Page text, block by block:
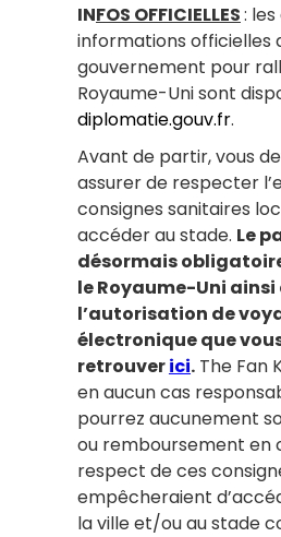
INFOS OFFICIELLES:
informations officielles
gouvernement pour
Royaume-Uni sont
diplomatie.gouv.fr.
Avant de partir, vous
assurer de respecter
consignes sanitaires
accéder au stade. Le
désormais
le Royaume-Uni ainsi
l’autorisation de
électronique que
retrouverici. The Fan
en aucun cas
pourrez aucunement
ou remboursement en
respect de ces
empêcheraient
la ville et/ou au stade